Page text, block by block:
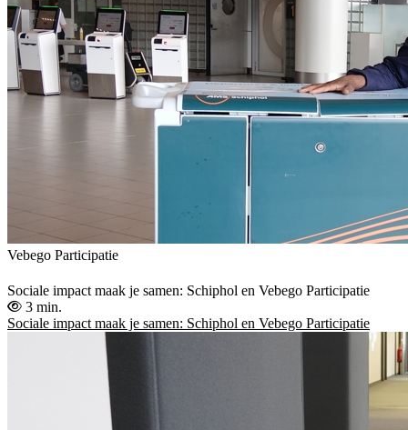
Vebego Participatie
Sociale impact maak je samen: Schiphol en Vebego Participatie
3 min.
Sociale impact maak je samen: Schiphol en Vebego Participatie